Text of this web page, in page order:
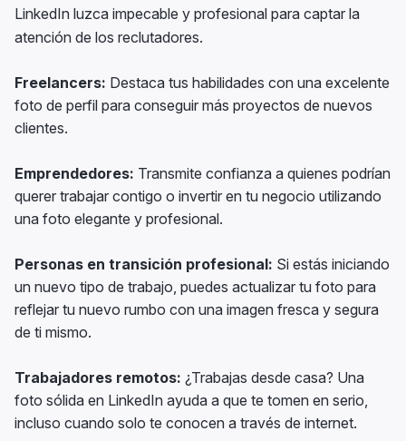
LinkedIn luzca impecable y profesional para captar la
atención de los reclutadores.
Freelancers: Destaca tus habilidades con una excelente
foto de perfil para conseguir más proyectos de nuevos
clientes.
Emprendedores: Transmite confianza a quienes podrían
querer trabajar contigo o invertir en tu negocio utilizando
una foto elegante y profesional.
Personas en transición profesional: Si estás iniciando
un nuevo tipo de trabajo, puedes actualizar tu foto para
reflejar tu nuevo rumbo con una imagen fresca y segura
de ti mismo.
Trabajadores remotos: ¿Trabajas desde casa? Una
foto sólida en LinkedIn ayuda a que te tomen en serio,
incluso cuando solo te conocen a través de internet.